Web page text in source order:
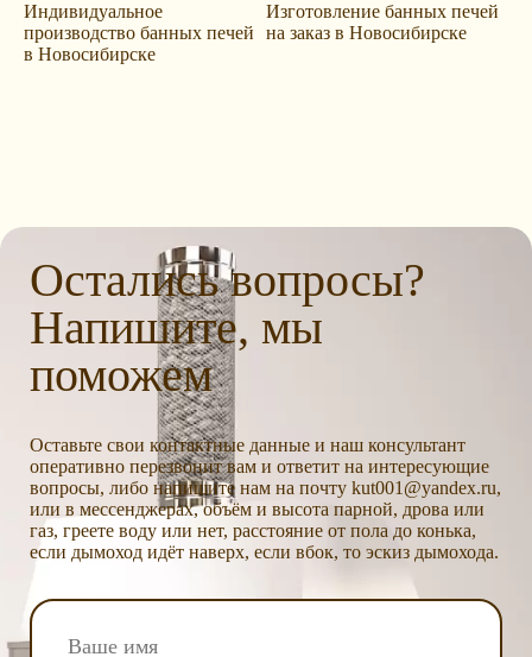
Индивидуальное
производство банных печей
в Новосибирске
Изготовление банных печей
на заказ в Новосибирске
Остались вопросы?
Напишите, мы
поможем
Оставьте свои контактные данные и наш консультант
оперативно перезвонит вам и ответит на интересующие
вопросы, либо напишите нам на почту kut001@yandex.ru,
или в мессенджерах, объём и высота парной, дрова или
газ, греете воду или нет, расстояние от пола до конька,
если дымоход идёт наверх, если вбок, то эскиз дымохода.